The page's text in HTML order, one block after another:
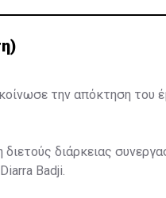
την απόκτηση του
διάρκειας
Badji.